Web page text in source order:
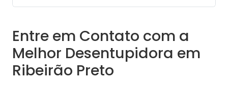
Entre em Contato com a
Melhor Desentupidora em
Ribeirão Preto